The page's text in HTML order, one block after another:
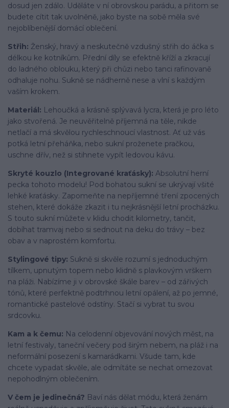
dosud jen zdálo. Uděláte v ní obrovskou parádu, a přitom se
budete cítit tak uvolněně, jako byste na sobě měla své
nejoblíbenější domácí oblečení.
Střih: Ženský, hravý a neskutečně vzdušný střih do áčka s
délkou ke kotníkům. Přední díly se efektně kříží a zkracují
do ladného oblouku, který při chůzi nebo tanci rafinovaně
odhaluje nohu. Sukně se nádherně nese a vlní s každým
vaším krokem.
Materiál: Lehoučká a krásně splývavá lycra, která je pro léto
jako stvořená. Je neuvěřitelně příjemná na těle, nikde
netlačí a má skvělou rychleschnoucí vlastnost. Ať už vás
potká letní přeháňka, nebo sukní proženete pračkou,
uschne dřív, než si stihnete vypít ledovou kávu.
Skryté kouzlo (Integrované kraťásky): Absolutní herní
pecka tohoto modelu! Pod bohatou sukní se ukrývají všité
lehké kraťásky. Zapomeňte na nepříjemné tření zpocených
stehen, které dokáže zkazit i tu nejkrásnější letní procházku.
S touto sukní můžete v klidu chodit kilometry, tančit,
dobíhat tramvaj nebo si sednout na deku do trávy – bez
obav a v naprostém komfortu.
Stylingové tipy: Sukně si skvěle rozumí s jednoduchým
tílkem, upnutým topem nebo klidně s plavkovým vrškem
na pláži. Nabízíme ji v obrovské škále barev – od zářivých
tónů, které perfektně podtrhnou letní opálení, až po jemné,
romantické pastelové odstíny. Stačí si vybrat tu svou
srdcovku.
Kam a k čemu: Na celodenní objevování nových měst, na
letní festivaly, taneční večery pod širým nebem, na pláž i na
neformální posezení s kamarádkami. Všude tam, kde
chcete vypadat skvěle, ale odmítáte se nechat omezovat
nepohodlným oblečením.
V čem je jedinečná? Baví nás dělat módu, která ženám